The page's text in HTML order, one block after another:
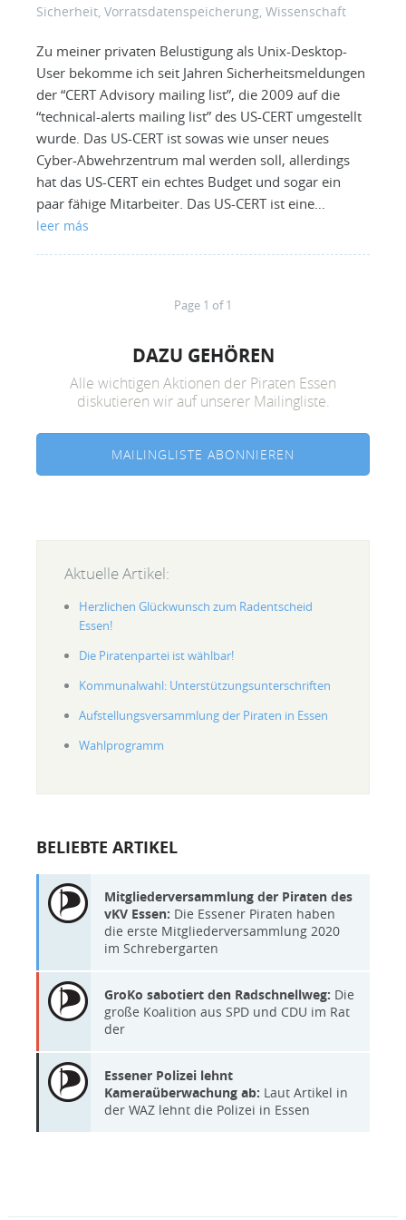
Sicherheit,Vorratsdatenspeicherung,Wissenschaft
Zu meiner privaten Belustigung als Unix-Desktop-
User bekomme ich seit Jahren Sicherheitsmeldungen
der “CERT Advisory mailing list”, die 2009 auf die
“technical-alerts mailing list” des US-CERT umgestellt
wurde. Das US-CERT ist sowas wie unser neues
Cyber-Abwehrzentrum mal werden soll, allerdings
hat das US-CERT ein echtes Budget und sogar ein
paar fähige Mitarbeiter. Das US-CERT ist eine…
leer más
Page 1 of 1
DAZU GEHÖREN
Alle wichtigen Aktionen der Piraten Essen
diskutieren wir auf unserer Mailingliste.
MAILINGLISTE ABONNIEREN
Aktuelle Artikel:
Herzlichen Glückwunsch zum Radentscheid
Essen!
Die Piratenpartei ist wählbar!
Kommunalwahl: Unterstützungsunterschriften
Aufstellungsversammlung der Piraten in Essen
Wahlprogramm
BELIEBTE ARTIKEL
Mitgliederversammlung der Piraten des
vKV Essen: Die Essener Piraten haben
die erste Mitgliederversammlung 2020
im Schrebergarten
GroKo sabotiert den Radschnellweg: Die
große Koalition aus SPD und CDU im Rat
der
Essener Polizei lehnt
Kameraüberwachung ab: Laut Artikel in
der WAZ lehnt die Polizei in Essen